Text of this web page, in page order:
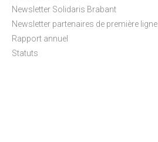
Newsletter Solidaris Brabant
Newsletter partenaires de première ligne
Rapport annuel
Statuts